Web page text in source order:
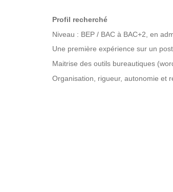
Profil recherché
Niveau : BEP / BAC à BAC+2, en
Une première expérience sur un
Maitrise des outils bureautiques
Organisation, rigueur, autonomie et